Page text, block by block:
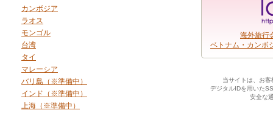
カンボジア
ラオス
モンゴル
台湾
タイ
マレーシア
バリ島（※準備中）
インド（※準備中）
上海（※準備中）
海外旅行
ベトナム・カンボ
当サイトは、お
デジタルIDを用いた
安全な